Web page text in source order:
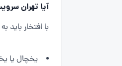
آیا تهران
با افتخار
یخچال یا